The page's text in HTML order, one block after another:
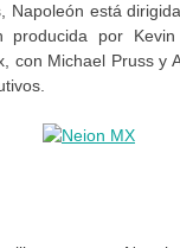
Napoleón está
producida por
con Michael Pruss y